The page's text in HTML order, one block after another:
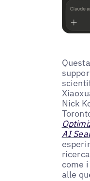
Nick
AI
come
alle